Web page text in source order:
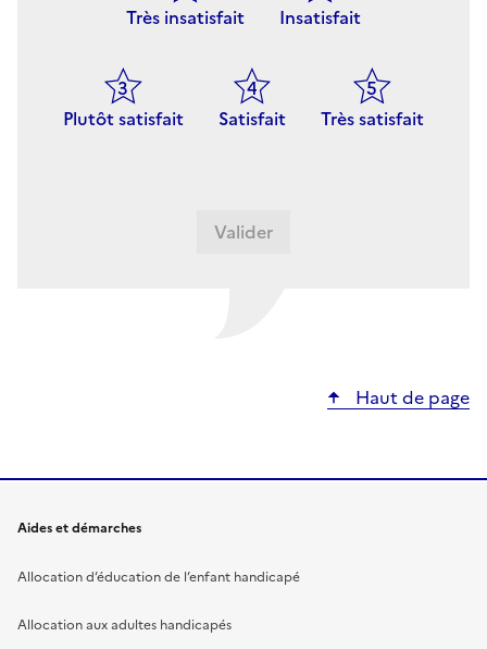
Très insatisfait Insatisfait
Plutôt satisfait Satisfait Très satisfait
Haut de page
Aides et démarches
Allocation d’éducation de l’enfant handicapé
Allocation aux adultes handicapés